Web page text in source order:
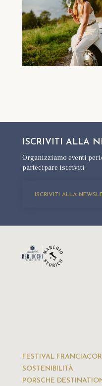
ISCRIVITI ALLA
Organizziamo eventi
partecipare iscriviti
ISCRIVITI ALLA
FESTIVAL
SOSTENIBILITÀ
PORSCHE